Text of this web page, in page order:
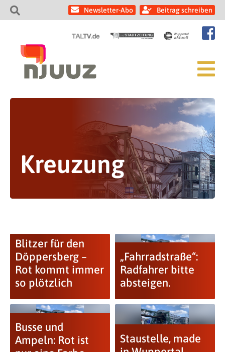
Newsletter-Abo Beitrag schreiben
Kreuzung
Blitzer für den
Döppersberg –
Rot kommt immer
so plötzlich
„Fahrradstraße“:
Radfahrer bitte
absteigen.
Busse und
Ampeln: Rot ist
Staustelle, made